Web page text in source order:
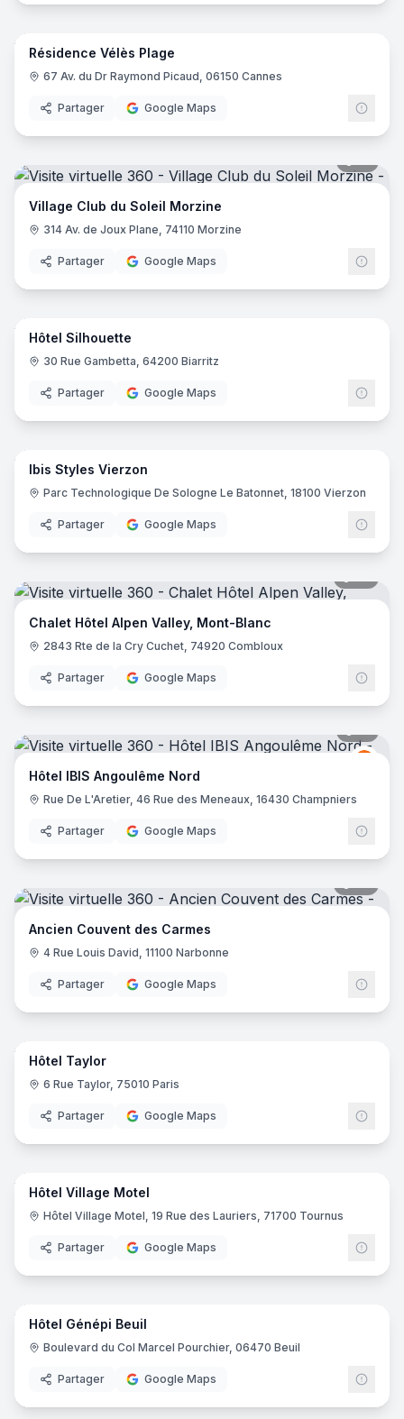
14
Résidence Vélès Plage
67 Av. du Dr Raymond Picaud, 06150 Cannes
Partager Google Maps
Village Club du Soleil Morzine
314 Av. de Joux Plane, 74110 Morzine
Partager Google Maps
22
Hôtel Silhouette
30 Rue Gambetta, 64200 Biarritz
Partager Google Maps
8
Ibis Styles Vierzon
Parc Technologique De Sologne Le Batonnet, 18100 Vierzon
Partager Google Maps
Chalet Hôtel Alpen Valley, Mont-Blanc
2843 Rte de la Cry Cuchet, 74920 Combloux
Partager Google Maps
Ibis
Hôtel IBIS Angoulême Nord
Rue De L'Aretier, 46 Rue des Meneaux, 16430 Champniers
Partager Google Maps
Ancien Couvent des Carmes
4 Rue Louis David, 11100 Narbonne
Partager Google Maps
25
Hôtel Taylor
6 Rue Taylor, 75010 Paris
Partager Google Maps
29
Hôtel Village Motel
Hôtel Village Motel, 19 Rue des Lauriers, 71700 Tournus
Partager Google Maps
24
Hôtel Génépi Beuil
Boulevard du Col Marcel Pourchier, 06470 Beuil
Partager Google Maps